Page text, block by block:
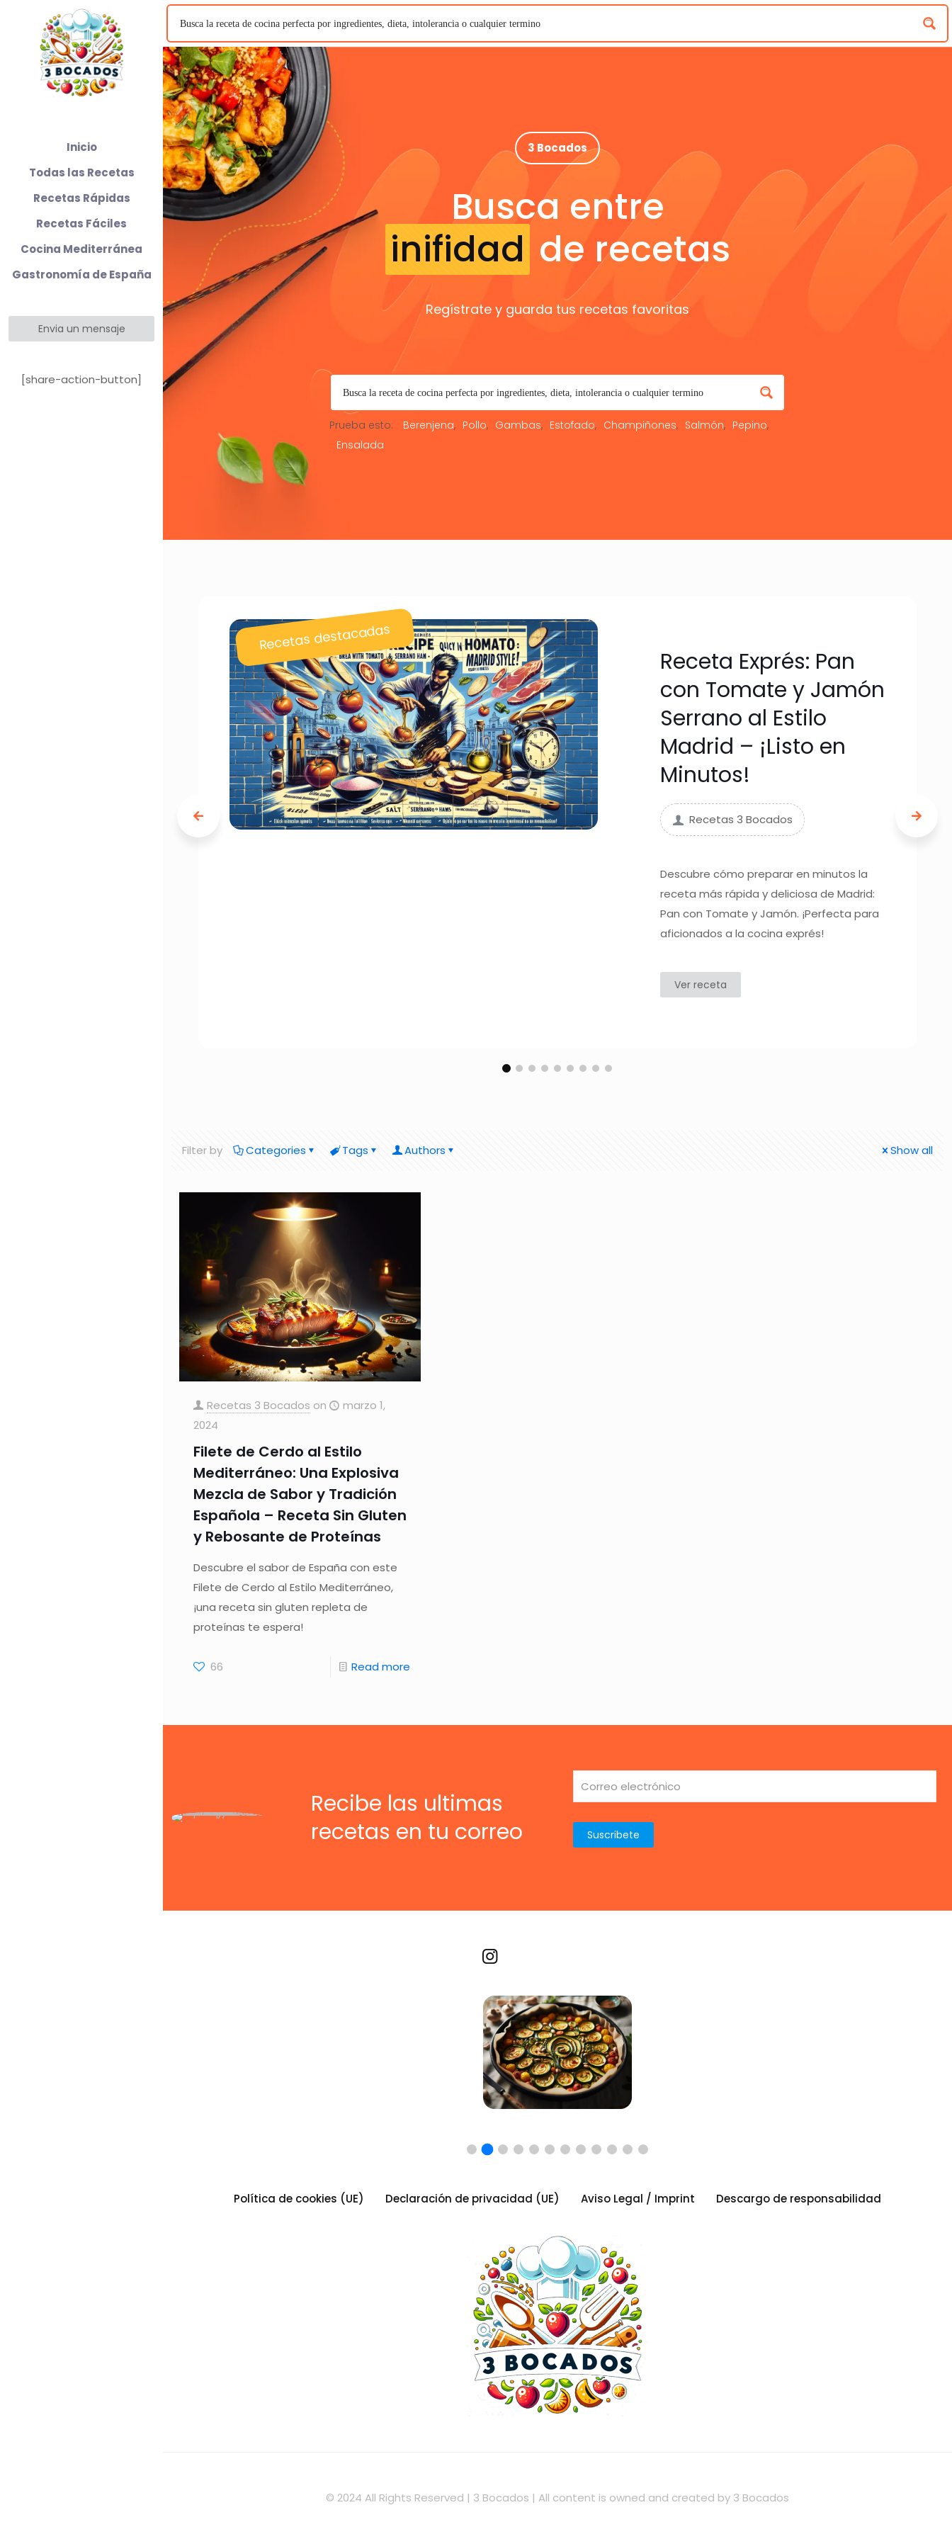
3 Bocados
Busca entre
inifidad de recetas
Regístrate y guarda tus recetas favoritas
Prueba esto: Berenjena Pollo Gambas Estofado Champiñones Salmón
Pepino
Ensalada
Recetas destacadas
Receta Exprés: Pan
con Tomate y Jamón
Serrano al Estilo
Madrid – ¡Listo en
Minutos!
Recetas 3 Bocados
Descubre cómo preparar en minutos la
receta más rápida y deliciosa de Madrid:
Pan con Tomate y Jamón. ¡Perfecta para
aficionados a la cocina exprés!
Ver receta
Filter by Categories Tags Authors Show all
Recetas 3 Bocados on
marzo 1,
2024
Filete de Cerdo al Estilo
Mediterráneo: Una Explosiva
Mezcla de Sabor y Tradición
Española – Receta Sin Gluten
y Rebosante de Proteínas
Descubre el sabor de España con este
Filete de Cerdo al Estilo Mediterráneo,
¡una receta sin gluten repleta de
proteínas te espera!
66 Read more
Recibe las ultimas
recetas en tu correo
Política de cookies (UE) Declaración de privacidad (UE) Aviso Legal / Imprint Descargo de responsabilidad
© 2024 All Rights Reserved | 3 Bocados | All content is owned and created by 3 Bocados
Inicio
Todas las Recetas
Recetas Rápidas
Recetas Fáciles
Cocina Mediterránea
Gastronomía de España
Envia un mensaje
[share-action-button]